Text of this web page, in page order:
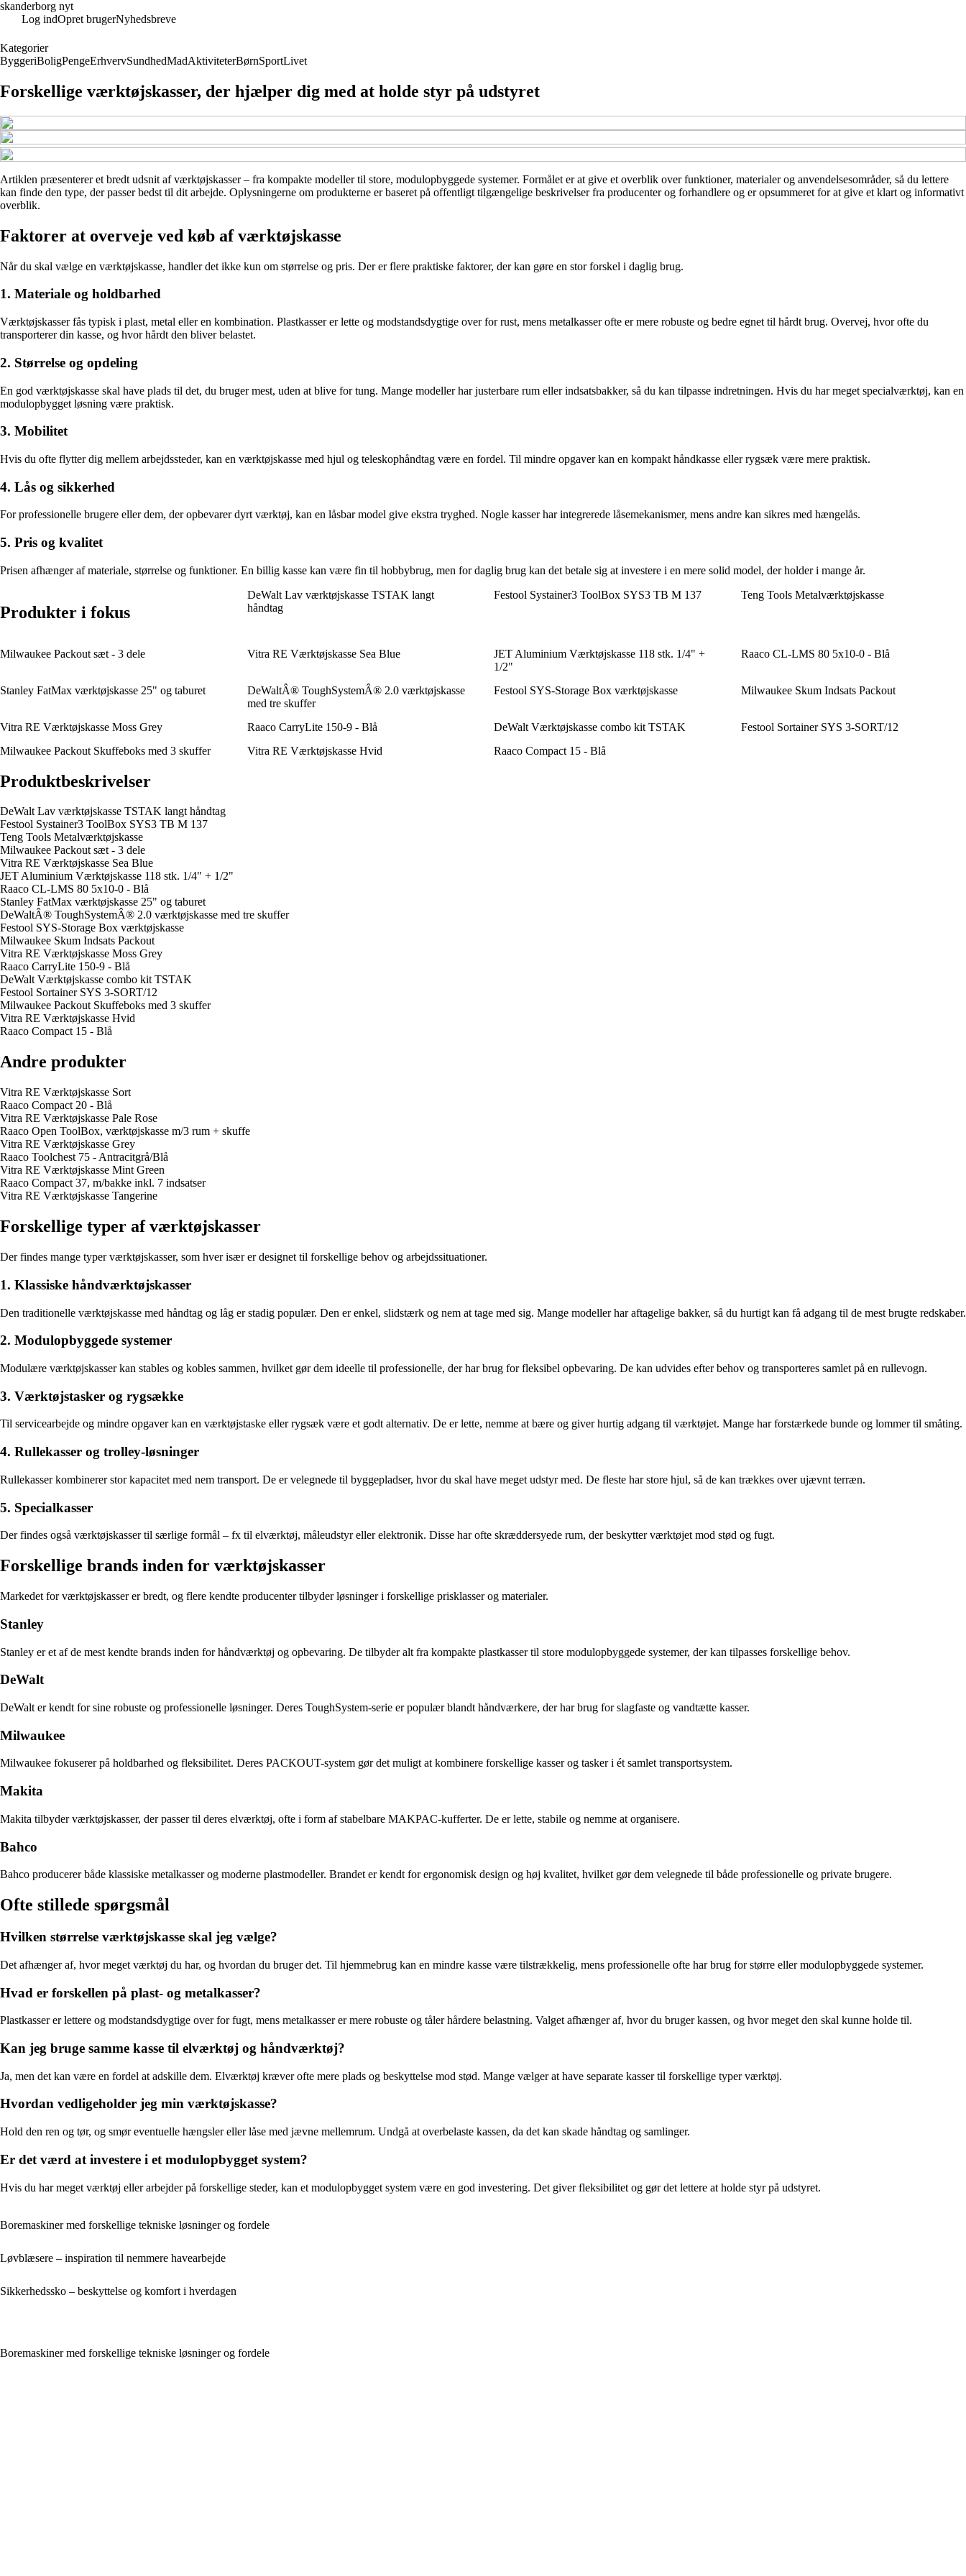
skanderborg nyt
Log indOpret brugerNyhedsbreve
Kategorier
ByggeriBoligPengeErhvervSundhedMadAktiviteterBørnSportLivet
Forskellige værktøjskasser, der hjælper dig med at holde styr på udstyret
Artiklen præsenterer et bredt udsnit af værktøjskasser – fra kompakte modeller til store, modulopbyggede systemer. Formålet er at give et overblik over funktioner, materialer og anvendelsesområder, så du lettere
kan finde den type, der passer bedst til dit arbejde. Oplysningerne om produkterne er baseret på offentligt tilgængelige beskrivelser fra producenter og forhandlere og er opsummeret for at give et klart og informativt
overblik.
Faktorer at overveje ved køb af værktøjskasse
Når du skal vælge en værktøjskasse, handler det ikke kun om størrelse og pris. Der er flere praktiske faktorer, der kan gøre en stor forskel i daglig brug.
1. Materiale og holdbarhed
Værktøjskasser fås typisk i plast, metal eller en kombination. Plastkasser er lette og modstandsdygtige over for rust, mens metalkasser ofte er mere robuste og bedre egnet til hårdt brug. Overvej, hvor ofte du
transporterer din kasse, og hvor hårdt den bliver belastet.
2. Størrelse og opdeling
En god værktøjskasse skal have plads til det, du bruger mest, uden at blive for tung. Mange modeller har justerbare rum eller indsatsbakker, så du kan tilpasse indretningen. Hvis du har meget specialværktøj, kan en
modulopbygget løsning være praktisk.
3. Mobilitet
Hvis du ofte flytter dig mellem arbejdssteder, kan en værktøjskasse med hjul og teleskophåndtag være en fordel. Til mindre opgaver kan en kompakt håndkasse eller rygsæk være mere praktisk.
4. Lås og sikkerhed
For professionelle brugere eller dem, der opbevarer dyrt værktøj, kan en låsbar model give ekstra tryghed. Nogle kasser har integrerede låsemekanismer, mens andre kan sikres med hængelås.
5. Pris og kvalitet
Prisen afhænger af materiale, størrelse og funktioner. En billig kasse kan være fin til hobbybrug, men for daglig brug kan det betale sig at investere i en mere solid model, der holder i mange år.
Produkter i fokus
DeWalt Lav værktøjskasse TSTAK langt
håndtag
Festool Systainer3 ToolBox SYS3 TB M 137 Teng Tools Metalværktøjskasse
Milwaukee Packout sæt - 3 dele Vitra RE Værktøjskasse Sea Blue
JET Aluminium Værktøjskasse 118 stk. 1/4" +
1/2"
Raaco CL-LMS 80 5x10-0 - Blå
Stanley FatMax værktøjskasse 25" og taburet
DeWaltÂ® ToughSystemÂ® 2.0 værktøjskasse
med tre skuffer
Festool SYS-Storage Box værktøjskasse Milwaukee Skum Indsats Packout
Vitra RE Værktøjskasse Moss Grey Raaco CarryLite 150-9 - Blå DeWalt Værktøjskasse combo kit TSTAK
Festool Sortainer SYS 3-SORT/12
Milwaukee Packout Skuffeboks med 3 skuffer
Vitra RE Værktøjskasse Hvid Raaco Compact 15 - Blå
Produktbeskrivelser
DeWalt Lav værktøjskasse TSTAK langt håndtag
Festool Systainer3 ToolBox SYS3 TB M 137
Teng Tools Metalværktøjskasse
Milwaukee Packout sæt - 3 dele
Vitra RE Værktøjskasse Sea Blue
JET Aluminium Værktøjskasse 118 stk. 1/4" + 1/2"
Raaco CL-LMS 80 5x10-0 - Blå
Stanley FatMax værktøjskasse 25" og taburet
DeWaltÂ® ToughSystemÂ® 2.0 værktøjskasse med tre skuffer
Festool SYS-Storage Box værktøjskasse
Milwaukee Skum Indsats Packout
Vitra RE Værktøjskasse Moss Grey
Raaco CarryLite 150-9 - Blå
DeWalt Værktøjskasse combo kit TSTAK
Festool Sortainer SYS 3-SORT/12
Milwaukee Packout Skuffeboks med 3 skuffer
Vitra RE Værktøjskasse Hvid
Raaco Compact 15 - Blå
Andre produkter
Vitra RE Værktøjskasse Sort
Raaco Compact 20 - Blå
Vitra RE Værktøjskasse Pale Rose
Raaco Open ToolBox, værktøjskasse m/3 rum + skuffe
Vitra RE Værktøjskasse Grey
Raaco Toolchest 75 - Antracitgrå/Blå
Vitra RE Værktøjskasse Mint Green
Raaco Compact 37, m/bakke inkl. 7 indsatser
Vitra RE Værktøjskasse Tangerine
Forskellige typer af værktøjskasser
Der findes mange typer værktøjskasser, som hver især er designet til forskellige behov og arbejdssituationer.
1. Klassiske håndværktøjskasser
Den traditionelle værktøjskasse med håndtag og låg er stadig populær. Den er enkel, slidstærk og nem at tage med sig. Mange modeller har aftagelige bakker, så du hurtigt kan få adgang til de mest brugte redskaber.
2. Modulopbyggede systemer
Modulære værktøjskasser kan stables og kobles sammen, hvilket gør dem ideelle til professionelle, der har brug for fleksibel opbevaring. De kan udvides efter behov og transporteres samlet på en rullevogn.
3. Værktøjstasker og rygsække
Til servicearbejde og mindre opgaver kan en værktøjstaske eller rygsæk være et godt alternativ. De er lette, nemme at bære og giver hurtig adgang til værktøjet. Mange har forstærkede bunde og lommer til småting.
4. Rullekasser og trolley-løsninger
Rullekasser kombinerer stor kapacitet med nem transport. De er velegnede til byggepladser, hvor du skal have meget udstyr med. De fleste har store hjul, så de kan trækkes over ujævnt terræn.
5. Specialkasser
Der findes også værktøjskasser til særlige formål – fx til elværktøj, måleudstyr eller elektronik. Disse har ofte skræddersyede rum, der beskytter værktøjet mod stød og fugt.
Forskellige brands inden for værktøjskasser
Markedet for værktøjskasser er bredt, og flere kendte producenter tilbyder løsninger i forskellige prisklasser og materialer.
Stanley
Stanley er et af de mest kendte brands inden for håndværktøj og opbevaring. De tilbyder alt fra kompakte plastkasser til store modulopbyggede systemer, der kan tilpasses forskellige behov.
DeWalt
DeWalt er kendt for sine robuste og professionelle løsninger. Deres ToughSystem-serie er populær blandt håndværkere, der har brug for slagfaste og vandtætte kasser.
Milwaukee
Milwaukee fokuserer på holdbarhed og fleksibilitet. Deres PACKOUT-system gør det muligt at kombinere forskellige kasser og tasker i ét samlet transportsystem.
Makita
Makita tilbyder værktøjskasser, der passer til deres elværktøj, ofte i form af stabelbare MAKPAC-kufferter. De er lette, stabile og nemme at organisere.
Bahco
Bahco producerer både klassiske metalkasser og moderne plastmodeller. Brandet er kendt for ergonomisk design og høj kvalitet, hvilket gør dem velegnede til både professionelle og private brugere.
Ofte stillede spørgsmål
Hvilken størrelse værktøjskasse skal jeg vælge?
Det afhænger af, hvor meget værktøj du har, og hvordan du bruger det. Til hjemmebrug kan en mindre kasse være tilstrækkelig, mens professionelle ofte har brug for større eller modulopbyggede systemer.
Hvad er forskellen på plast- og metalkasser?
Plastkasser er lettere og modstandsdygtige over for fugt, mens metalkasser er mere robuste og tåler hårdere belastning. Valget afhænger af, hvor du bruger kassen, og hvor meget den skal kunne holde til.
Kan jeg bruge samme kasse til elværktøj og håndværktøj?
Ja, men det kan være en fordel at adskille dem. Elværktøj kræver ofte mere plads og beskyttelse mod stød. Mange vælger at have separate kasser til forskellige typer værktøj.
Hvordan vedligeholder jeg min værktøjskasse?
Hold den ren og tør, og smør eventuelle hængsler eller låse med jævne mellemrum. Undgå at overbelaste kassen, da det kan skade håndtag og samlinger.
Er det værd at investere i et modulopbygget system?
Hvis du har meget værktøj eller arbejder på forskellige steder, kan et modulopbygget system være en god investering. Det giver fleksibilitet og gør det lettere at holde styr på udstyret.
Boremaskiner med forskellige tekniske løsninger og fordele
Løvblæsere – inspiration til nemmere havearbejde
Sikkerhedssko – beskyttelse og komfort i hverdagen
Boremaskiner med forskellige tekniske løsninger og fordele